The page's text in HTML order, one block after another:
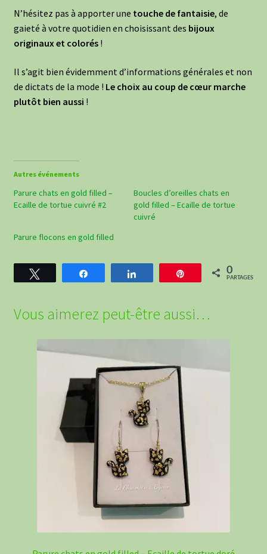
N’hésitez pas à apporter une touche de fantaisie, de
gaieté à votre quotidien en choisissant des bijoux
originaux et colorés!
Il s’agit bien évidemment d’informations générales et non
de dictats de la mode ! Le choix au coup de cœur marche
plutôt bien aussi !
Autres événements
Parure chats en gold filled –
Ecaille de tortue cuivré #2
Boucles d’oreilles chats en
gold filled – Ecaille de tortue
cuivré
Parure flocons en gold filled
Épingle 0
PARTAGES
Vous aimerez peut-être aussi…